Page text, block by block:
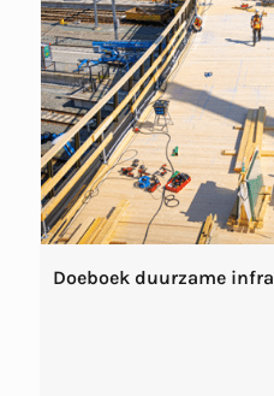
Doeboek duurzame infra